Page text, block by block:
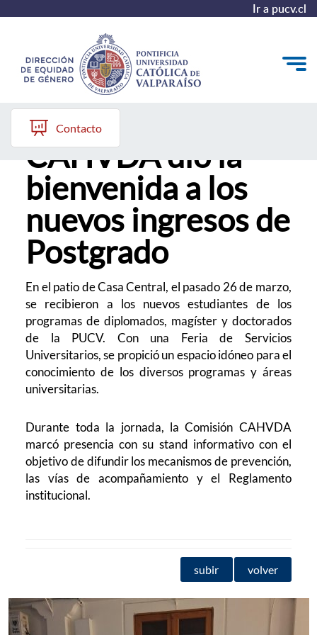
Ir a pucv.cl
Quiénes somos
Diagnóstico y Política
Plan de Acción
Modelo de Prevención
Repositorio
Contacto
Comisión
CAHVDA dio la
bienvenida a los
nuevos ingresos de
Postgrado
En el patio de Casa Central, el pasado 26 de marzo,
se recibieron a los nuevos estudiantes de los
programas de diplomados, magíster y doctorados
de la PUCV. Con una Feria de Servicios
Universitarios, se propició un espacio idóneo para el
conocimiento de los diversos programas y áreas
universitarias.
Durante toda la jornada, la Comisión CAHVDA
marcó presencia con su stand informativo con el
objetivo de difundir los mecanismos de prevención,
las vías de acompañamiento y el Reglamento
institucional.
subir volver